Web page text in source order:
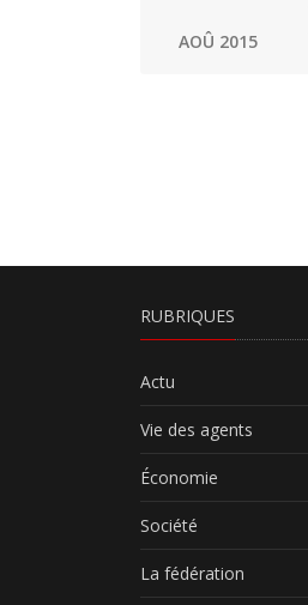
AOÛ 2015
RUBRIQUES
Actu
Vie des agents
Économie
Société
La fédération